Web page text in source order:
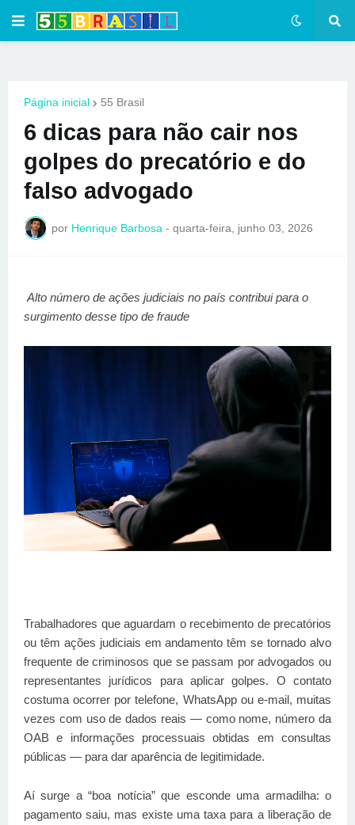
Página inicial 55 Brasil
6 dicas para não cair nos
golpes do precatório e do
falso advogado
por Henrique Barbosa - quarta-feira, junho 03, 2026
Alto número de ações judiciais no país contribui para o
surgimento desse tipo de fraude
Trabalhadores que aguardam o recebimento de precatórios
ou têm ações judiciais em andamento têm se tornado alvo
frequente de criminosos que se passam por advogados ou
representantes jurídicos para aplicar golpes. O contato
costuma ocorrer por telefone, WhatsApp ou e-mail, muitas
vezes com uso de dados reais — como nome, número da
OAB e informações processuais obtidas em consultas
públicas — para dar aparência de legitimidade.
Aí surge a “boa notícia” que esconde uma armadilha: o
pagamento saiu, mas existe uma taxa para a liberação de